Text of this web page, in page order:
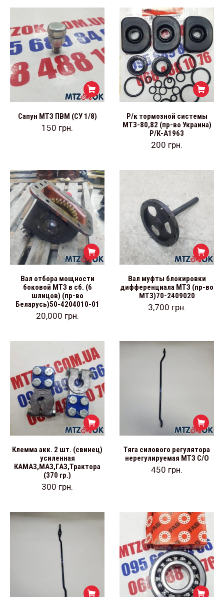
Сапун МТЗ ПВМ (СУ 1/8)
150 грн.
Р/к тормозной системы
МТЗ-80,82 (пр-во Украина)
Р/К-А1963
200 грн.
Вал отбора мощности
боковой МТЗ в сб. (6
шлицов) (пр-во
Беларусь)50-4204010-01
20,000 грн.
Вал муфты блокировки
дифференциала МТЗ (пр-во
МТЗ)70-2409020
3,700 грн.
Клемма акк. 2 шт. (свинец)
усиленная
КАМАЗ,МАЗ,ГАЗ,Трактора
(370 гр.)
300 грн.
Тяга силового регулятора
нерегулируемая МТЗ С/О
450 грн.